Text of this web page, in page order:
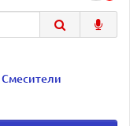
Смесители